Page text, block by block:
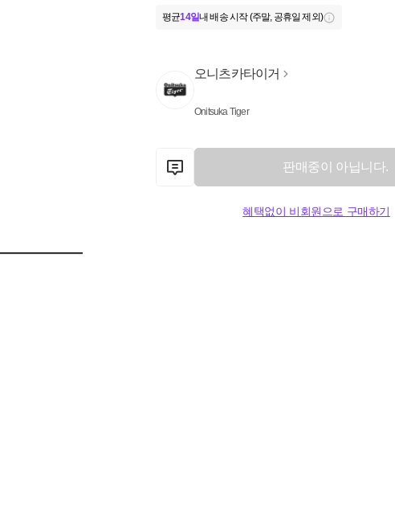
평균14일내 배송 시작 (주말, 공휴일 제외)
오니츠카타이거
Onitsuka Tiger
판매중이 아닙니다.
혜택없이 비회원으로 구매하기